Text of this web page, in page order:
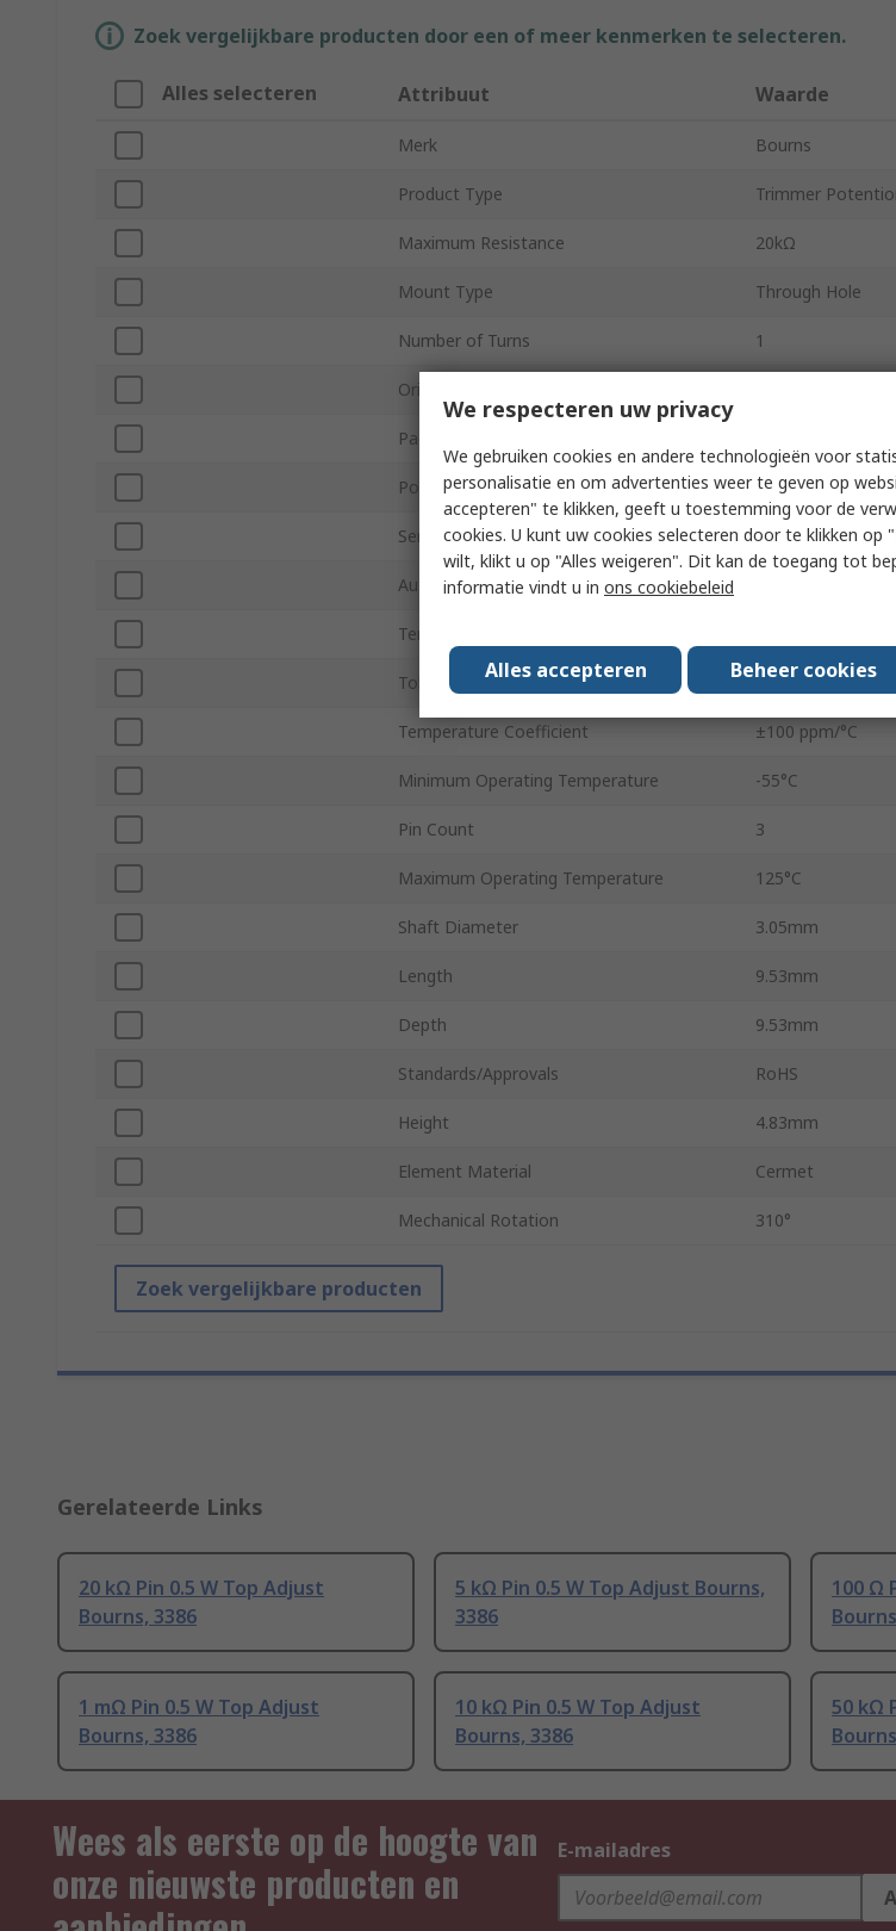
Zoek vergelijkbare producten door een of meer kenmerken te selecteren.
Alles selecteren Attribuut Waarde
Merk Bourns
Product Type Trimmer
Maximum Resistance 20kΩ
Mount Type Through Hole
Number of Turns 1
Orientation
Packaging
Power Rating 0.5W
Series 3386
Automotive Standard
Termination Style
Tolerance ± 10%
Temperature Coefficient ±100 ppm/°C
Minimum Operating Temperature -55°C
Pin Count 3
Maximum Operating Temperature 125°C
Shaft Diameter 3.05mm
Length 9.53mm
Depth 9.53mm
Standards/Approvals RoHS
Height 4.83mm
Element Material Cermet
Mechanical Rotation 310°
Zoek vergelijkbare producten
Gerelateerde Links
20 kΩ Pin 0.5 W Top Adjust
Bourns, 3386
5 kΩ Pin 0.5 W Top Adjust Bourns,
3386
100 Ω
1 mΩ Pin 0.5 W Top Adjust
Bourns, 3386
10 kΩ Pin 0.5 W Top Adjust
Bourns, 3386
50 kΩ
Wees als eerste op de hoogte van
onze nieuwste producten en
E-mailadres
We respecteren uw privacy
We gebruiken cookies en andere technologieën voor
personalisatie en om advertenties weer te geven op
accepteren" te klikken, geeft u toestemming voor de
cookies. U kunt uw cookies selecteren door te klikken op
wilt, klikt u op "Alles weigeren". Dit kan de toegang tot
informatie vindt u in ons cookiebeleid
Alles accepteren Beheer cookies